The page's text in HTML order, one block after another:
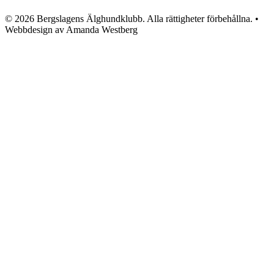
© 2026 Bergslagens Älghundklubb. Alla rättigheter förbehållna. •
Webbdesign av Amanda Westberg